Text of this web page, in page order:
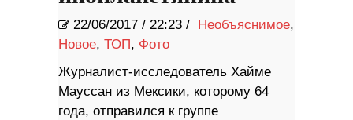
22/06/2017 / 22:23 / Необъяснимое,
Новое, ТОП, Фото
Журналист-исследователь Хайме
Мауссан из Мексики, которому 64
года, отправился к группе